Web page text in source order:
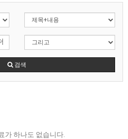
검색
가 하나도 없습니다.